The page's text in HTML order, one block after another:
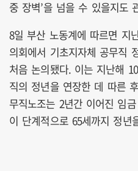
중 장벽’을 넘을 수 있을지도
8일 부산 노동계에 따르면 지
의회에서 기초지자체 공무직
처음 논의됐다. 이는 지난해
직의 정년을 연장한 데 따른
무직노조는 2년간 이어진 임
이 단계적으로 65세까지 정년